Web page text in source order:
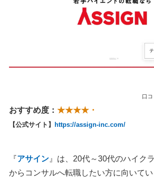
口コ
おすすめ度： ★★★★・
【公式サイト】 https://assign-inc.com/
『アサイン 』は、20代～30代のハイク
からコンサルへ転職したい方に向いて